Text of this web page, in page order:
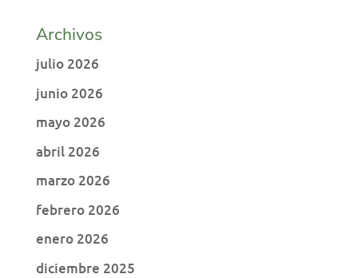
Archivos
julio 2026
junio 2026
mayo 2026
abril 2026
marzo 2026
febrero 2026
enero 2026
diciembre 2025